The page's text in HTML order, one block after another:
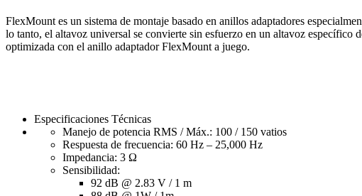
FlexMount es un sistema de montaje basado en anillos adaptadores
lo tanto, el altavoz universal se convierte sin esfuerzo en un altavoz
optimizada con el anillo adaptador FlexMount a juego.
Especificaciones Técnicas
Manejo de potencia RMS / Máx.: 100 / 150 vatios
Respuesta de frecuencia: 60 Hz – 25,000 Hz
Impedancia: 3 Ω
Sensibilidad:
92 dB @ 2.83 V / 1 m